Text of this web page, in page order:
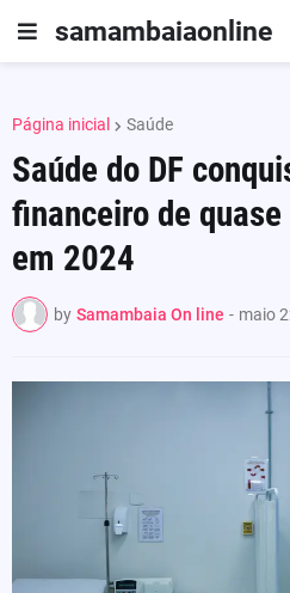
samambaiaonline
Página inicial Saúde
Saúde do DF
financeiro de
em 2024
by Samambaia On line - maio